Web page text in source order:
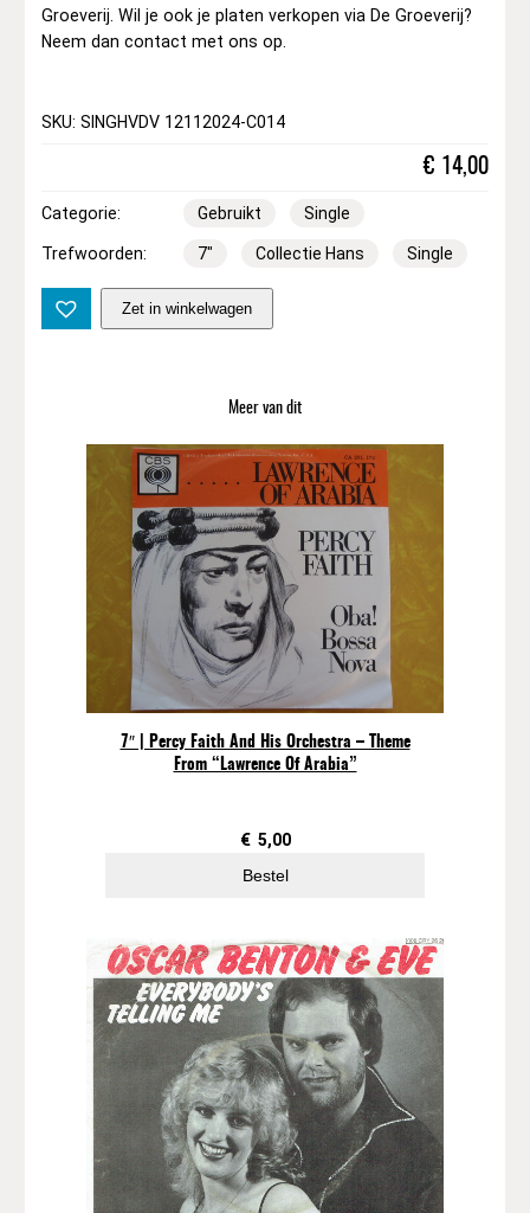
Groeverij. Wil je ook je platen verkopen via De Groeverij?
Neem dan contact met ons op.
SKU: SINGHVDV 12112024-C014
€ 14,00
Categorie: Gebruikt Single
Trefwoorden: 7″ Collectie Hans Single
"
i
l
s
W
a
l
k
B
y
–
T
r
o
u
e
a
t
a
l
Zet in winkelwagen
Meer van dit
7″ | Percy Faith And His Orchestra – Theme
From “Lawrence Of Arabia”
€ 5,00
Bestel